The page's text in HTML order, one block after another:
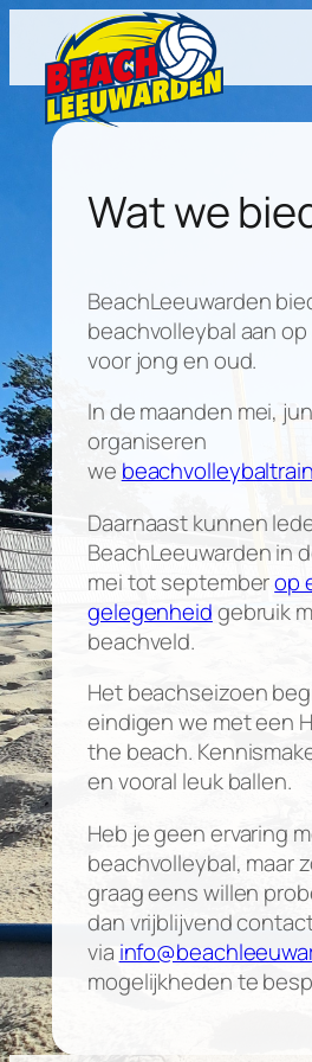
de
inhoud
Wat we
BeachLeeuwarden
beachvolleybal aan
voor jong en oud.
In de maanden mei,
organiseren
we
Daarnaast kunnen
BeachLeeuwarden in
mei tot septemberop
gelegenheidgebruik
beachveld.
Het beachseizoen
eindigen we met een
the beach.
en vooral leuk ballen.
Heb je geen ervaring
beachvolleybal, maar
graag eens willen
dan vrijblijvend
via
mogelijkheden te